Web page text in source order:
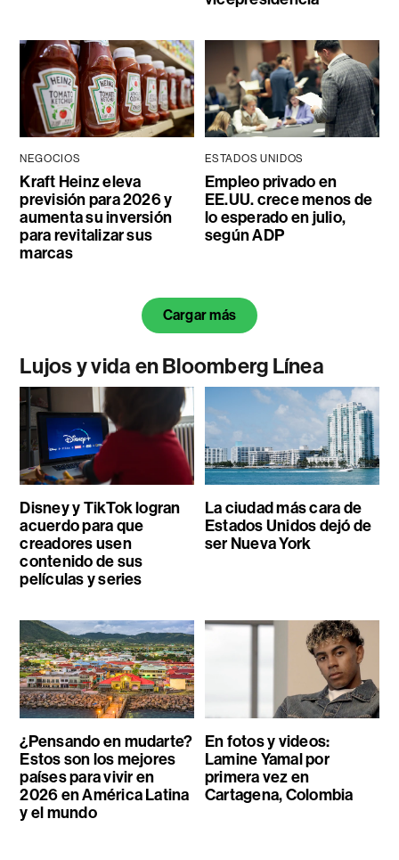
NEGOCIOS
Kraft Heinz eleva
previsión para 2026 y
aumenta su inversión
para revitalizar sus
marcas
ESTADOS UNIDOS
Empleo privado en
EE.UU. crece menos de
lo esperado en julio,
según ADP
Cargar más
Lujos y vida en Bloomberg Línea
Disney y TikTok logran
acuerdo para que
creadores usen
contenido de sus
películas y series
La ciudad más cara de
Estados Unidos dejó de
ser Nueva York
¿Pensando en mudarte?
Estos son los mejores
países para vivir en
2026 en América Latina
y el mundo
En fotos y videos:
Lamine Yamal por
primera vez en
Cartagena, Colombia